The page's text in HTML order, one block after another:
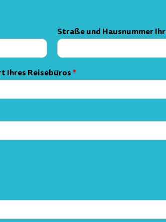
Straße und Hausnummer
Ihres Reisebüros*